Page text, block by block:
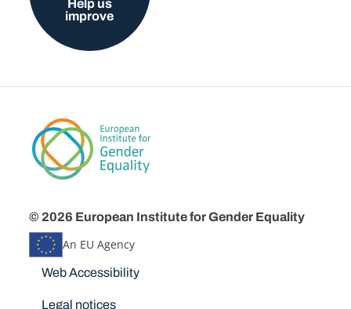
Help us
improve
© 2026 European Institute for Gender Equality
An EU Agency
Disclaimers
Web Accessibility
Legal notices